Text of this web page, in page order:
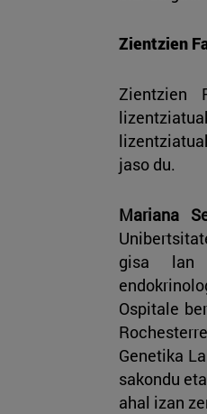
Zientzien
Zientzien
jaso du.
Mariana
gisa lan
Ospitale
Genetika
sakondu
ahal izan